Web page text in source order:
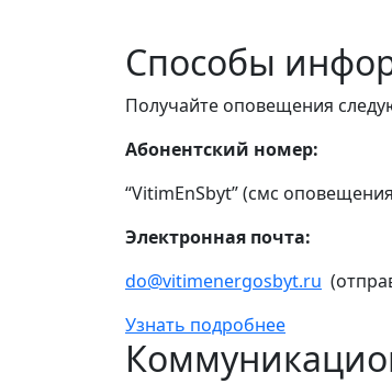
Способы
Получайте оповещения
Абонентский номер:
“VitimEnSbyt” (смс
Электронная почта:
do@vitimenergosbyt.ru
Узнать подробнее